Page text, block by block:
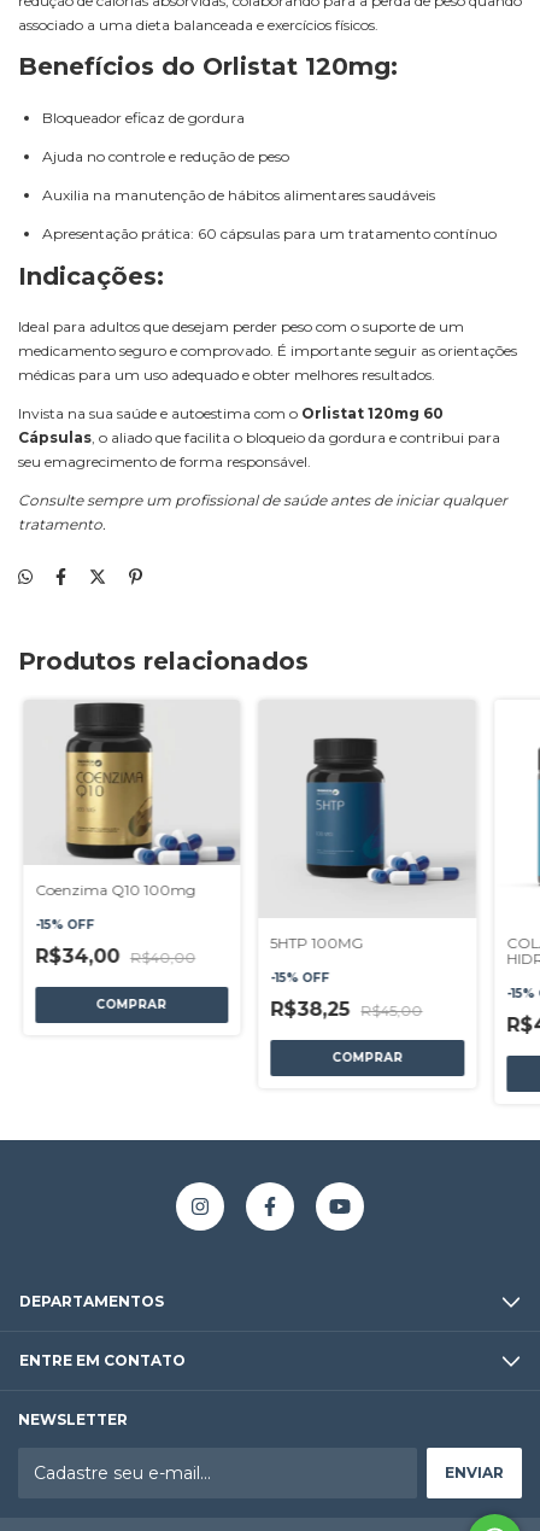
associado a uma dieta balanceada e exercícios físicos.
Benefícios do Orlistat 120mg:
Bloqueador eficaz de gordura
Ajuda no controle e redução de peso
Auxilia na manutenção de hábitos alimentares saudáveis
Apresentação prática: 60 cápsulas para um tratamento contínuo
Indicações:
Ideal para adultos que desejam perder peso com o suporte de um
medicamento seguro e comprovado. É importante seguir as orientações
médicas para um uso adequado e obter melhores resultados.
Invista na sua saúde e autoestima com o Orlistat 120mg 60
Cápsulas, o aliado que facilita o bloqueio da gordura e contribui para
seu emagrecimento de forma responsável.
Consulte sempre um profissional de saúde antes de iniciar qualquer
tratamento.
Produtos relacionados
Coenzima Q10 100mg
-15% OFF
R$34,00 R$40,00
COMPRAR
5HTP 100MG
-15% OFF
R$38,25 R$45,00
COMPRAR
-15%
DEPARTAMENTOS
ENTRE EM CONTATO
NEWSLETTER